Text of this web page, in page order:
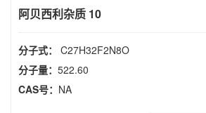
阿贝西利杂质 10
分子式： C27H32F2N8O
分子量： 522.60
CAS号： NA